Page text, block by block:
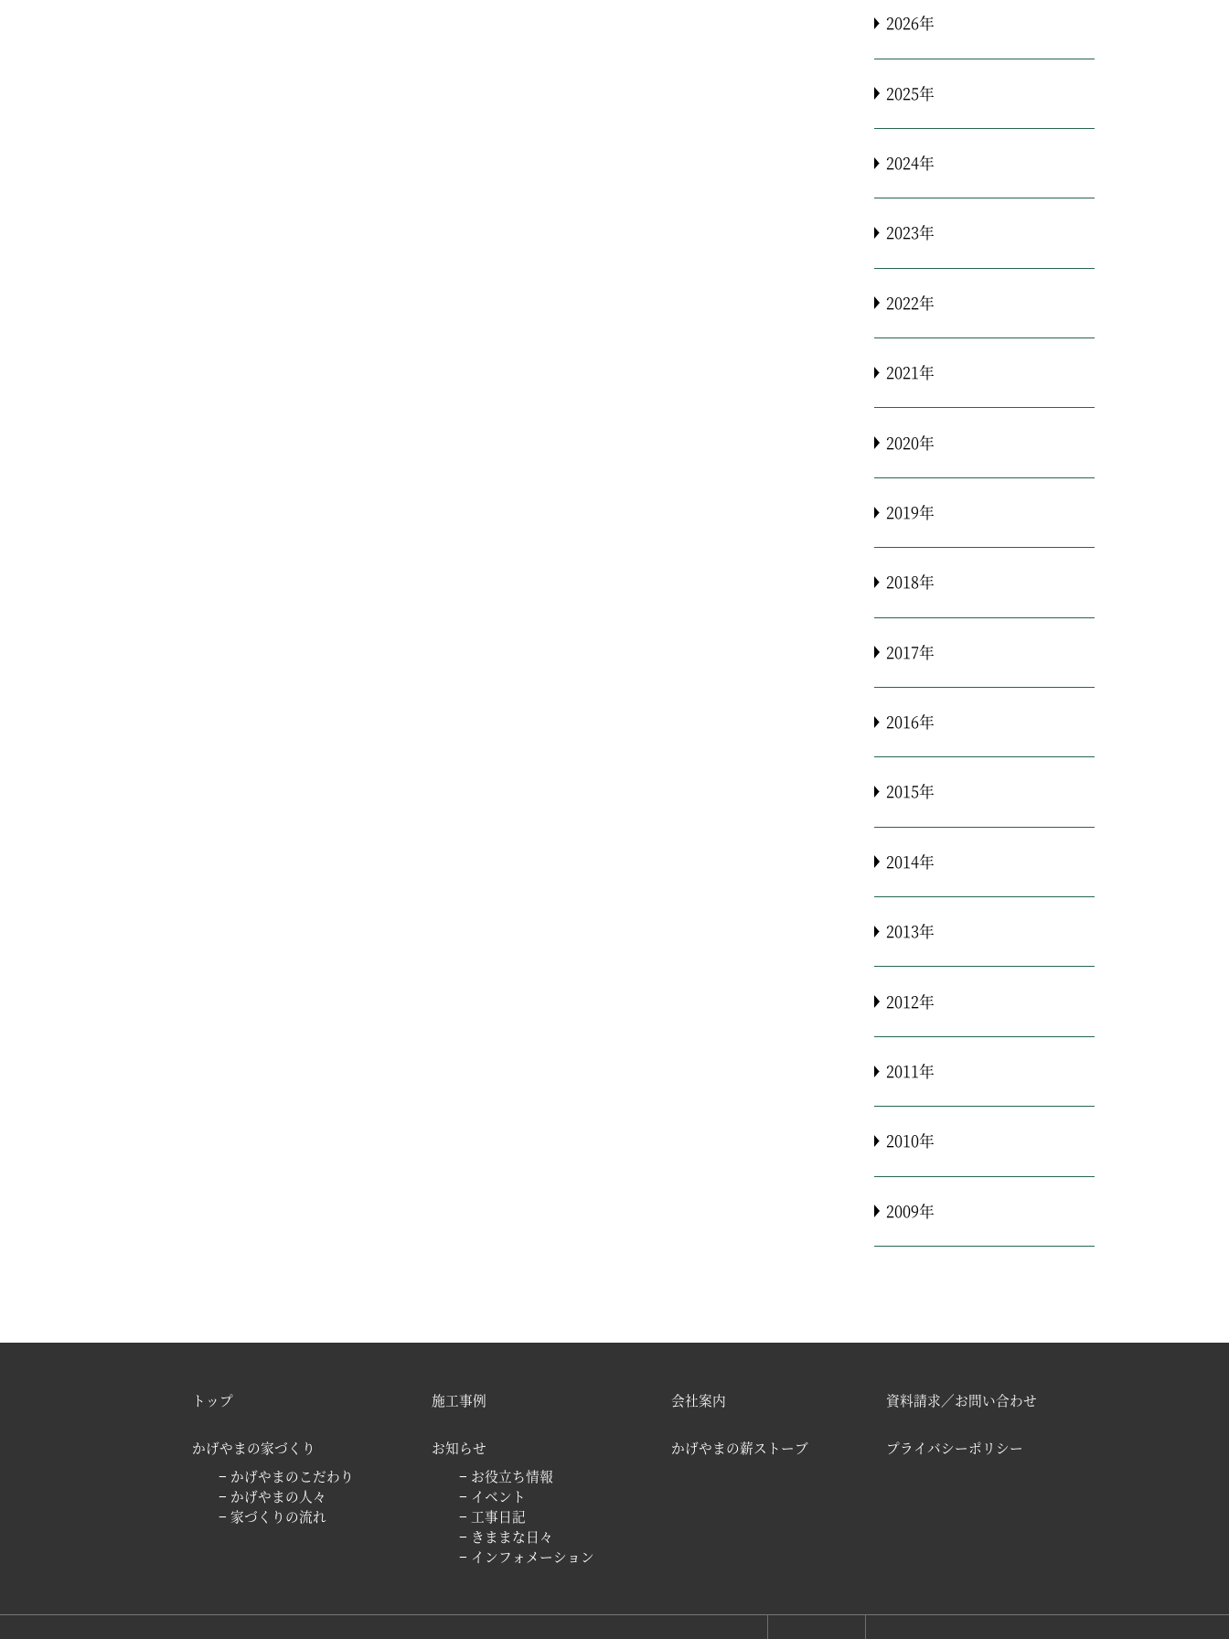
2026年
2025年
2024年
2023年
2022年
2021年
2020年
2019年
2018年
2017年
2016年
2015年
2014年
2013年
2012年
2011年
2010年
2009年
トップ
かげやまの家づくり
− かげやまのこだわり
− かげやまの人々
− 家づくりの流れ
施工事例
お知らせ
− お役立ち情報
− イベント
− 工事日記
− きままな日々
− インフォメーション
会社案内
かげやまの薪ストーブ
資料請求／お問い合わせ
プライバシーポリシー